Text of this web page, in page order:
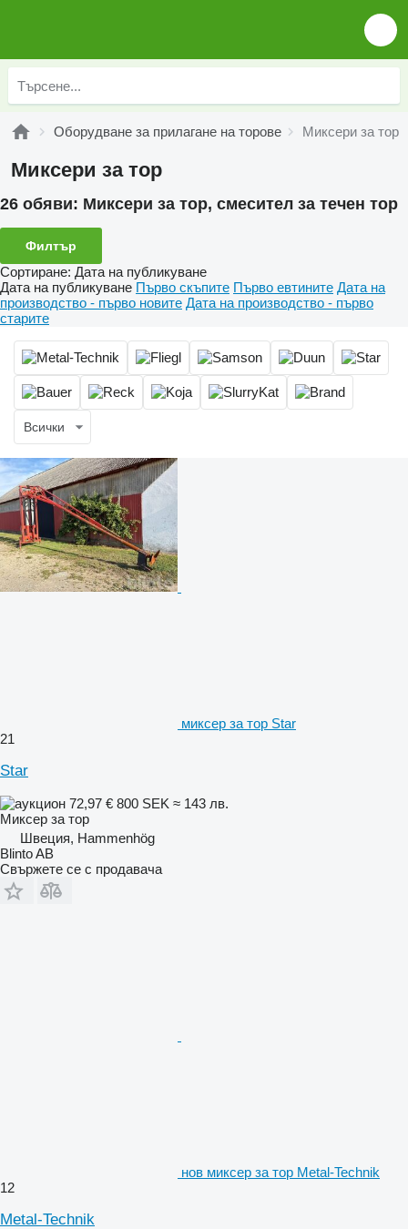
Оборудване за прилагане на торове Миксери за тор
Миксери за тор
26 обяви: Миксери за тор, смесител за течен тор
Филтър
Сортиране: Дата на публикуване
Дата на публикуване Първо скъпите Първо евтините Дата на
производство - първо новите Дата на производство - първо
старите
Всички
миксер за тор Star
21
Star
72,97 € 800 SEK ≈ 143 лв.
Миксер за тор
Швеция, Hammenhög
Blinto AB
Свържете се с продавача
нов миксер за тор Metal-Technik
12
Metal-Technik